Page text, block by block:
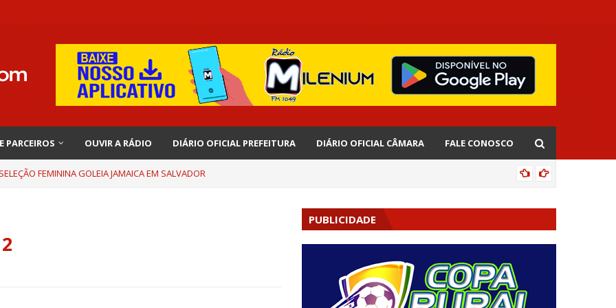
PARCEIROS OUVIR A RÁDIO DIÁRIO OFICIAL PREFEITURA DIÁRIO OFICIAL CÂMARA FALE CONOSCO
FEMININA GOLEIA JAMAICA EM SALVADOR
PUBLICIDADE